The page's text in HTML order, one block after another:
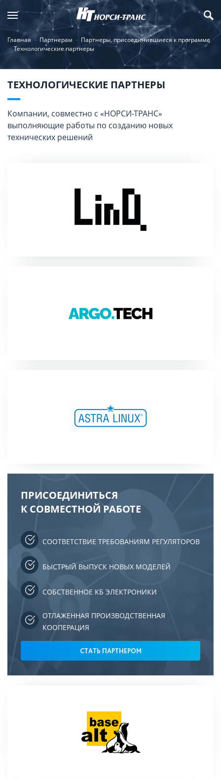
Главная Партнерам
Партнеры, присоединившиеся к программе
Технологические партнеры
ТЕХНОЛОГИЧЕСКИЕ ПАРТНЕРЫ
Компании, совместно с «НОРСИ-ТРАНС»
выполняющие работы по созданию новых
технических решений
ПРИСОЕДИНИТЬСЯ
К СОВМЕСТНОЙ РАБОТЕ
СООТВЕТСТВИЕ ТРЕБОВАНИЯМ РЕГУЛЯТОРОВ
БЫСТРЫЙ ВЫПУСК НОВЫХ МОДЕЛЕЙ
СОБСТВЕННОЕ КБ ЭЛЕКТРОНИКИ
ОТЛАЖЕННАЯ ПРОИЗВОДСТВЕННАЯ
КООПЕРАЦИЯ
СТАТЬ ПАРТНЕРОМ